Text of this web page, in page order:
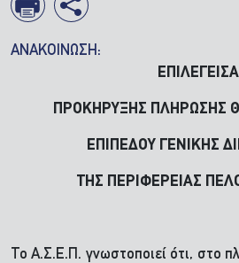
ΑΝΑΚΟΙΝΩΣΗ:
ΕΠΙΛΕΓΕΙΣΑ
ΠΡΟΚΗΡΥΞΗΣ ΠΛΗΡΩΣΗΣ
ΕΠΙΠΕΔΟΥ ΓΕΝΙΚΗΣ
ΤΗΣ ΠΕΡΙΦΕΡΕΙΑΣ
Το Α.Σ.Ε.Π. γνωστοποιεί ότι, στο